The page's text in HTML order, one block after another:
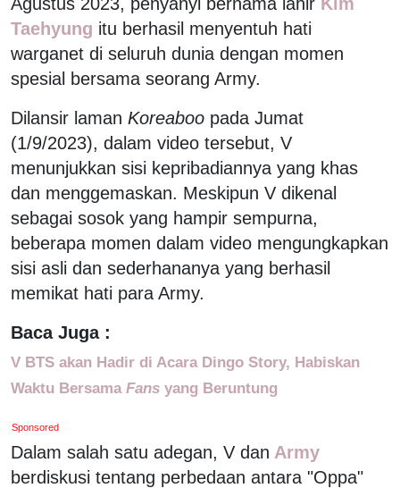
Taehyung itu berhasil menyentuh hati
warganet di seluruh dunia dengan momen
spesial bersama seorang Army.
Dilansir laman Koreaboo pada Jumat
(1/9/2023), dalam video tersebut, V
menunjukkan sisi kepribadiannya yang khas
dan menggemaskan. Meskipun V dikenal
sebagai sosok yang hampir sempurna,
beberapa momen dalam video mengungkapkan
sisi asli dan sederhananya yang berhasil
memikat hati para Army.
Baca Juga :
V BTS akan Hadir di Acara Dingo Story, Habiskan
Waktu Bersama Fans yang Beruntung
Sponsored
Dalam salah satu adegan, V dan Army
berdiskusi tentang perbedaan antara "Oppa"